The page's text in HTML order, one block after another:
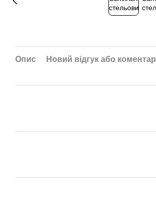
Опис Новий відгук або коментар